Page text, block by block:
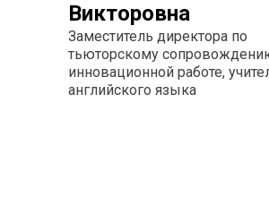
Викторовна
Заместитель директора по
тьюторскому
инновационной работе,
английского языка